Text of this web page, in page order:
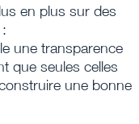
en plus sur des
une transparence
que seules celles
une bonne